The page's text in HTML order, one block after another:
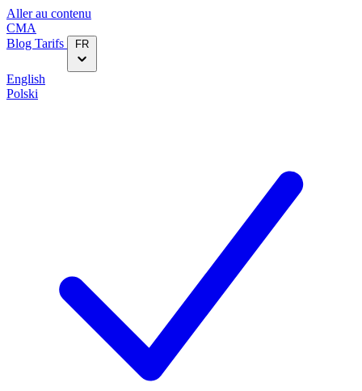
Aller au contenu
CMA
Blog‎ Tarifs FR
English
Polski